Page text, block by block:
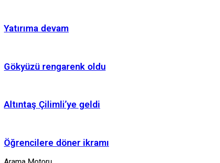
Yatırıma devam
Gökyüzü rengarenk oldu
Altıntaş Çilimli’ye geldi
Öğrencilere döner ikramı